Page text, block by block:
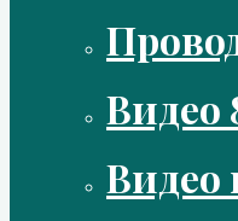
Видео
Видео